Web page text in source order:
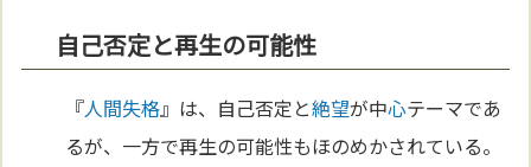
自己否定と再生の可能性
『人間失格』は、自己否定と絶望が中心テーマであ
るが、一方で再生の可能性もほのめかされている。